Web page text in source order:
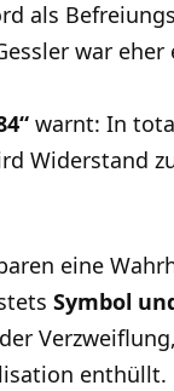
als
war eher
warnt: In
Widerstand
eine
Symbol
enthüllt.